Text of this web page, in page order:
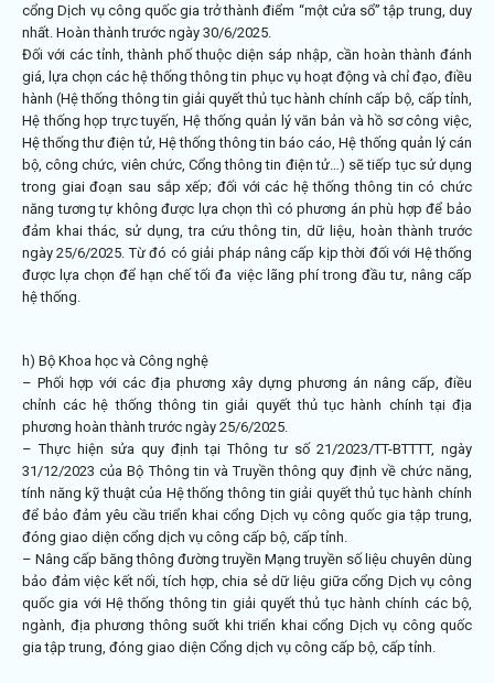
cổng Dịch vụ công quốc gia trở thành điểm “một cửa sổ” tập trung, duy
nhất. Hoàn thành trước ngày 30/6/2025.
Đối với các tỉnh, thành phố thuộc diện sáp nhập, cần hoàn thành đánh
giá, lựa chọn các hệ thống thông tin phục vụ hoạt động và chỉ đạo, điều
hành (Hệ thống thông tin giải quyết thủ tục hành chính cấp bộ, cấp tỉnh,
Hệ thống họp trực tuyến, Hệ thống quản lý văn bản và hồ sơ công việc,
Hệ thống thư điện tử, Hệ thống thông tin báo cáo, Hệ thống quản lý cán
bộ, công chức, viên chức, Cổng thông tin điện tử…) sẽ tiếp tục sử dụng
trong giai đoạn sau sắp xếp; đối với các hệ thống thông tin có chức
năng tương tự không được lựa chọn thì có phương án phù hợp để bảo
đảm khai thác, sử dụng, tra cứu thông tin, dữ liệu, hoàn thành trước
ngày 25/6/2025. Từ đó có giải pháp nâng cấp kịp thời đối với Hệ thống
được lựa chọn để hạn chế tối đa việc lãng phí trong đầu tư, nâng cấp
hệ thống.
h) Bộ Khoa học và Công nghệ
– Phối hợp với các địa phương xây dựng phương án nâng cấp, điều
chỉnh các hệ thống thông tin giải quyết thủ tục hành chính tại địa
phương hoàn thành trước ngày 25/6/2025.
– Thực hiện sửa quy định tại Thông tư số 21/2023/TT-BTTTT, ngày
31/12/2023 của Bộ Thông tin và Truyền thông quy định về chức năng,
tính năng kỹ thuật của Hệ thống thông tin giải quyết thủ tục hành chính
để bảo đảm yêu cầu triển khai cổng Dịch vụ công quốc gia tập trung,
đóng giao diện cổng dịch vụ công cấp bộ, cấp tỉnh.
– Nâng cấp băng thông đường truyền Mạng truyền số liệu chuyên dùng
bảo đảm việc kết nối, tích hợp, chia sẻ dữ liệu giữa cổng Dịch vụ công
quốc gia với Hệ thống thông tin giải quyết thủ tục hành chính các bộ,
ngành, địa phương thông suốt khi triển khai cổng Dịch vụ công quốc
gia tập trung, đóng giao diện Cổng dịch vụ công cấp bộ, cấp tỉnh.